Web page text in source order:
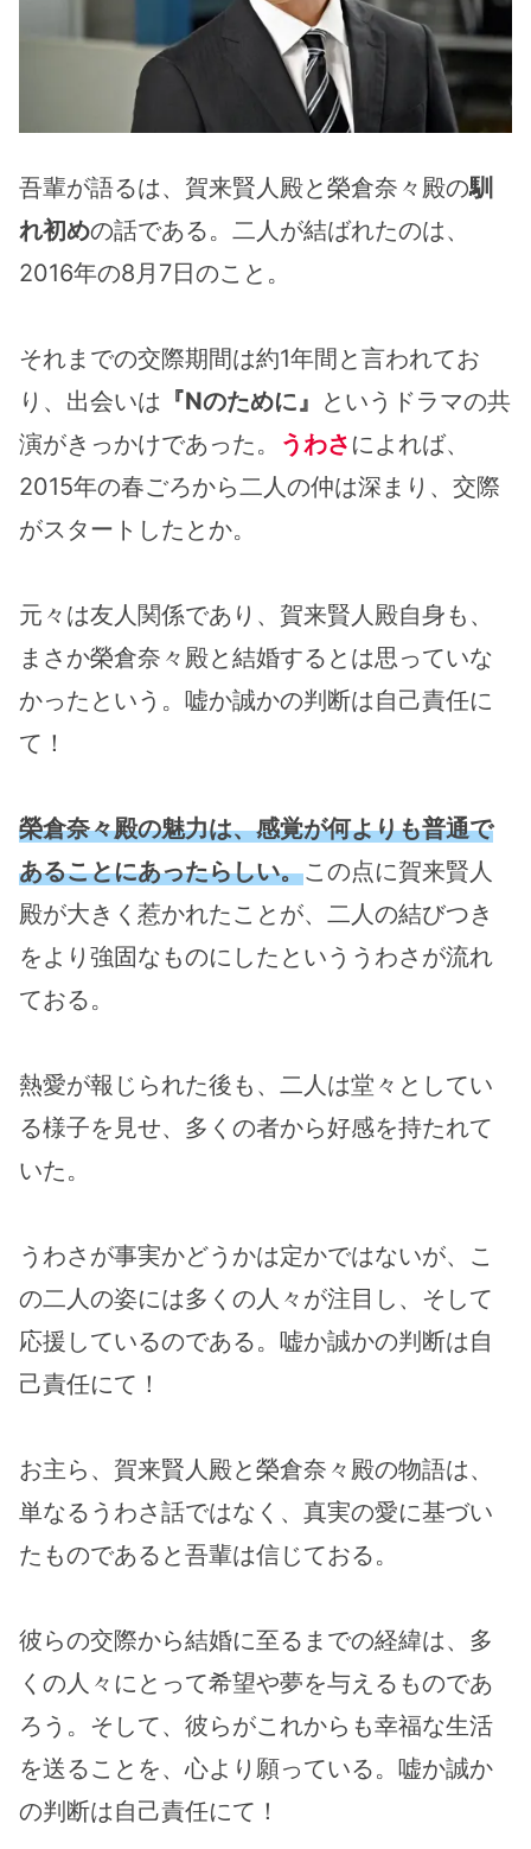
吾輩が語るは、賀来賢人殿と榮倉奈々殿の馴
れ初めの話である。二人が結ばれたのは、
2016年の8月7日のこと。
それまでの交際期間は約1年間と言われてお
り、出会いは 『Nのために』 というドラマの共
演がきっかけであった。
うわさ によれば、
2015年の春ごろから二人の仲は深まり、交際
がスタートしたとか。
元々は友人関係であり、賀来賢人殿自身も、
まさか榮倉奈々殿と結婚するとは思っていな
かったという。嘘か誠かの判断は自己責任に
て！
榮倉奈々殿の魅力は、感覚が何よりも普通で
あることにあったらしい。この点に賀来賢人
殿が大きく惹かれたことが、二人の結びつき
をより強固なものにしたといううわさが流れ
ておる。
熱愛が報じられた後も、二人は堂々としてい
る様子を見せ、多くの者から好感を持たれて
いた。
うわさが事実かどうかは定かではないが、こ
の二人の姿には多くの人々が注目し、そして
応援しているのである。嘘か誠かの判断は自
己責任にて！
お主ら、賀来賢人殿と榮倉奈々殿の物語は、
単なるうわさ話ではなく、真実の愛に基づい
たものであると吾輩は信じておる。
彼らの交際から結婚に至るまでの経緯は、多
くの人々にとって希望や夢を与えるものであ
ろう。そして、彼らがこれからも幸福な生活
を送ることを、心より願っている。嘘か誠か
の判断は自己責任にて！